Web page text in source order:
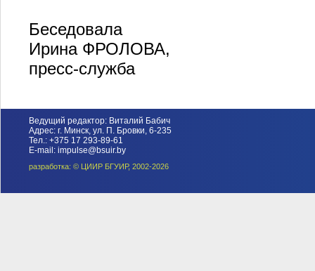
Беседовала
Ирина ФРОЛОВА,
пресс-служба
Ведущий редактор: Виталий Бабич
Адрес: г. Минск, ул. П. Бровки, 6-235
Тел.: +375 17 293-89-61
E-mail: impulse@bsuir.by
разработка: © ЦИИР БГУИР, 2002-2026